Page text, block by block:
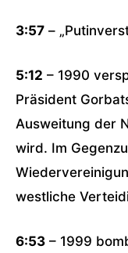
3:57 –
5:12 – 1990
Präsident
Ausweitung der
wird. Im
westliche
6:53 – 1999